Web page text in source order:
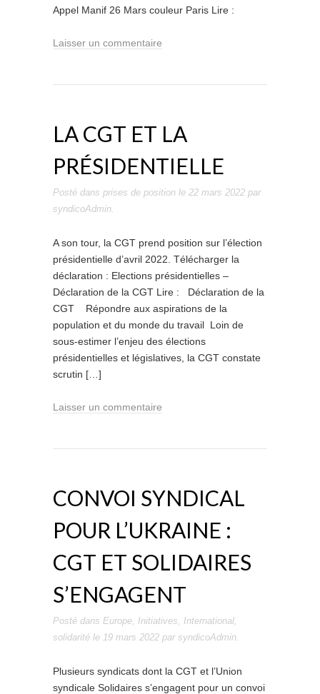
Appel Manif 26 Mars couleur Paris Lire :
Laisser un commentaire
LA CGT ET LA
PRÉSIDENTIELLE
Posté dans prises de position le 22 mars 2022 par
syndicoAdmin.
A son tour, la CGT prend position sur l’élection
présidentielle d’avril 2022. Télécharger la
déclaration : Elections présidentielles –
Déclaration de la CGT Lire : Déclaration de la
CGT Répondre aux aspirations de la
population et du monde du travail Loin de
sous-estimer l’enjeu des élections
présidentielles et législatives, la CGT constate
scrutin […]
Laisser un commentaire
CONVOI SYNDICAL
POUR L’UKRAINE :
CGT ET SOLIDAIRES
S’ENGAGENT
Posté dans Europe, Initiatives, International,
solidarité le 19 mars 2022 par syndicoAdmin.
Plusieurs syndicats dont la CGT et l’Union
syndicale Solidaires s’engagent pour un convoi